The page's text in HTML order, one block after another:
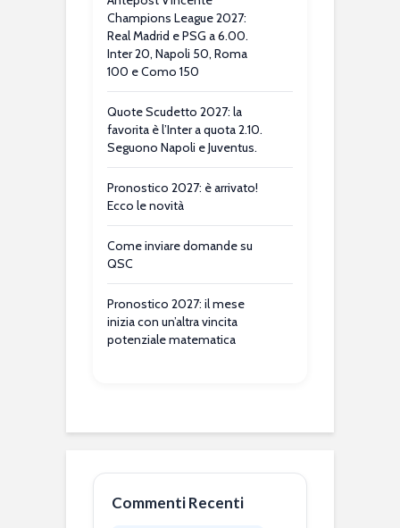
Champions League 2027:
Real Madrid e PSG a 6.00.
Inter 20, Napoli 50, Roma
100 e Como 150
Quote Scudetto 2027: la
favorita è l’Inter a quota 2.10.
Seguono Napoli e Juventus.
Pronostico 2027: è arrivato!
Ecco le novità
Come inviare domande su
QSC
Pronostico 2027: il mese
inizia con un’altra vincita
potenziale matematica
Commenti Recenti